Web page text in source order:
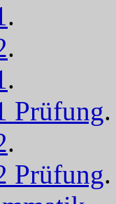
.
.
.
Prüfung.
.
Prüfung.